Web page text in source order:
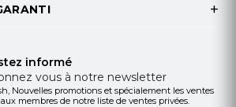
informé
vous à notre newsletter
Nouvelles promotions et spécialement les ventes
aux membres de notre liste de ventes privées.